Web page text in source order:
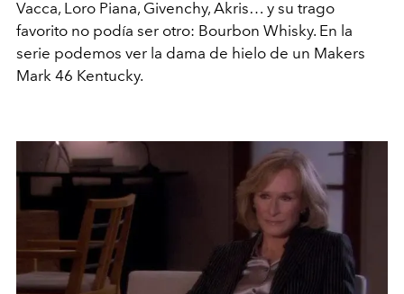
Vacca, Loro Piana, Givenchy, Akris… y su trago
favorito no podía ser otro: Bourbon Whisky. En la
serie podemos ver la dama de hielo de un Makers
Mark 46 Kentucky.